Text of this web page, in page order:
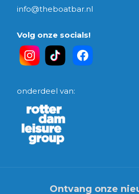
info@theboatbar.nl
Volg onze socials!
onderdeel van:
Ontvang onze